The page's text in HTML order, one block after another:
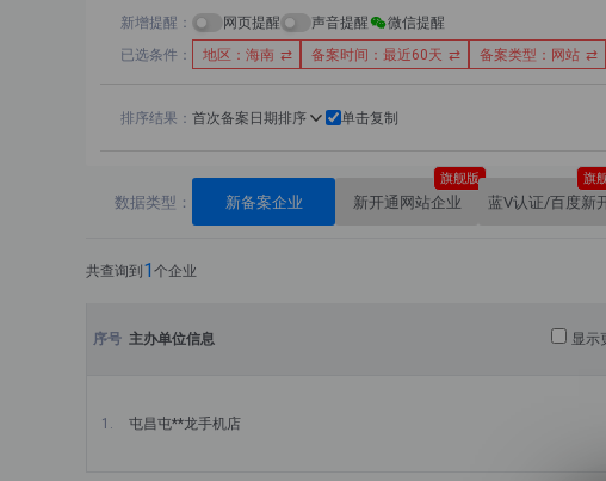
新增提醒 网页提醒 声音提醒
微信提醒
已选条件
地区：海南 备案时间：最近60天 备案类型：网站
排序结果 首次备案日期排序 单击复制
数据类型 新备案企业 新开通网站企业
旗舰版
蓝V认证/百度新
旗
共查询到 1 个企业
主办单位信息 显示
屯昌屯**龙手机店